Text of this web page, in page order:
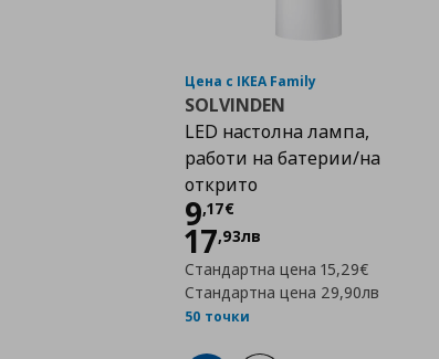
Цена с IKEA Family
SOLVINDEN
LED настолна лампа,
работи на батерии/на
открито
9,17€
Цена
17,93лв
Стандартна цена15,29€
Стандартна цена 29,90лв
50 точки